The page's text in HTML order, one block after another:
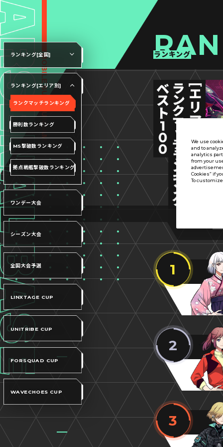
ランキング
1
2
3
ランキング[全国]
ランキング[エリア別]
ランクマッチランキング
勝利数ランキング
MS撃破数ランキング
拠点戦艦撃破数ランキング
ワンデー大会
シーズン大会
全国大会予選
LINXTAGE CUP
UNITRIBE CUP
FORSQUAD CUP
WAVECHOES CUP
We use
and to
analytics
from your
Cookies” if
To